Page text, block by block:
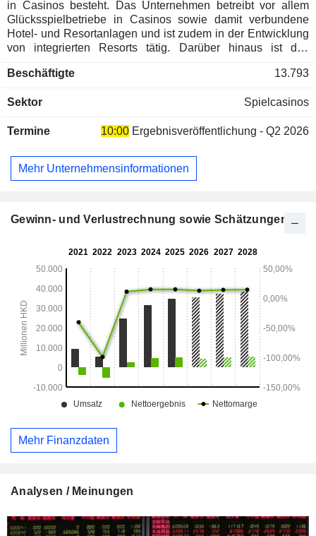
in Casinos besteht. Das Unternehmen betreibt vor allem
Glücksspielbetriebe in Casinos sowie damit verbundene
Hotel- und Resortanlagen und ist zudem in der Entwicklung
von integrierten Resorts tätig. Darüber hinaus ist das
tätig.
Beschäftigte 13.793
Sektor Spielcasinos
Termine 10:00 Ergebnisveröffentlichung - Q2 2026
Mehr Unternehmensinformationen
Gewinn- und Verlustrechnung sowie Schätzungen
Mehr Finanzdaten
Analysen / Meinungen